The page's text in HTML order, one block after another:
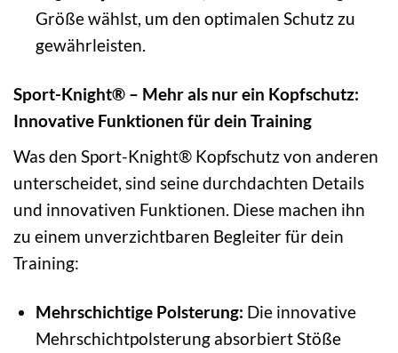
Größe wählst, um den optimalen Schutz zu
gewährleisten.
Sport-Knight® – Mehr als nur ein Kopfschutz:
Innovative Funktionen für dein Training
Was den Sport-Knight® Kopfschutz von anderen
unterscheidet, sind seine durchdachten Details
und innovativen Funktionen. Diese machen ihn
zu einem unverzichtbaren Begleiter für dein
Training:
Mehrschichtige Polsterung: Die innovative
Mehrschichtpolsterung absorbiert Stöße